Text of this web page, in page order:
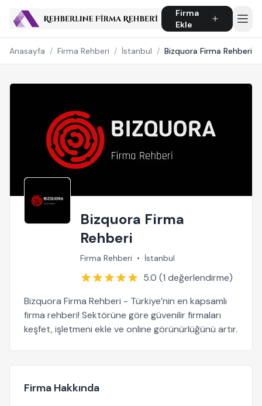
Firma
Ekle
Anasayfa / Firma Rehberi / İstanbul / Bizquora Firma Rehberi
Bizquora Firma
Rehberi
Firma Rehberi • İstanbul
5.0 (1 değerlendirme)
Bizquora Firma Rehberi - Türkiye’nin en kapsamlı
firma rehberi! Sektörüne göre güvenilir firmaları
keşfet, işletmeni ekle ve online görünürlüğünü artır.
Firma Hakkında